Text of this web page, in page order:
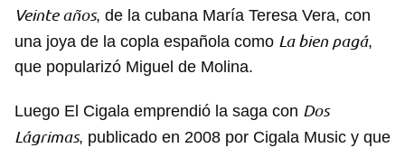
Veinte años, de la cubana María Teresa Vera, con
una joya de la copla española como La bien pagá,
que popularizó Miguel de Molina.
Luego El Cigala emprendió la saga con Dos
Lágrimas, publicado en 2008 por Cigala Music y que